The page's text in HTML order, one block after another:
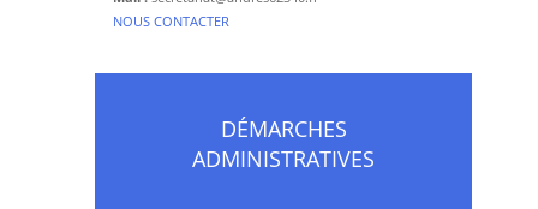
​NOUS CONTACTER
DÉMARCHES
ADMINISTRATIVES